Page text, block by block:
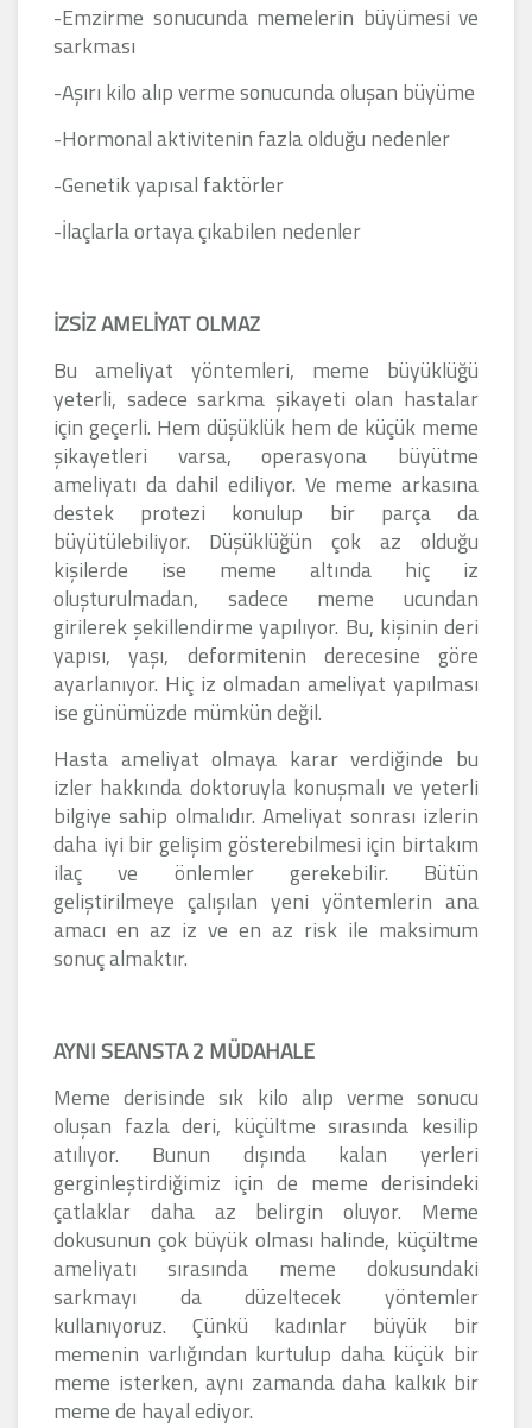
-Emzirme sonucunda memelerin büyümesi ve
sarkması
-Aşırı kilo alıp verme sonucunda oluşan büyüme
-Hormonal aktivitenin fazla olduğu nedenler
-Genetik yapısal faktörler
-İlaçlarla ortaya çıkabilen nedenler
İZSİZ AMELİYAT OLMAZ
Bu ameliyat yöntemleri, meme büyüklüğü
yeterli, sadece sarkma şikayeti olan hastalar
için geçerli. Hem düşüklük hem de küçük meme
şikayetleri varsa, operasyona büyütme
ameliyatı da dahil ediliyor. Ve meme arkasına
destek protezi konulup bir parça da
büyütülebiliyor. Düşüklüğün çok az olduğu
kişilerde ise meme altında hiç iz
oluşturulmadan, sadece meme ucundan
girilerek şekillendirme yapılıyor. Bu, kişinin deri
yapısı, yaşı, deformitenin derecesine göre
ayarlanıyor. Hiç iz olmadan ameliyat yapılması
ise günümüzde mümkün değil.
Hasta ameliyat olmaya karar verdiğinde bu
izler hakkında doktoruyla konuşmalı ve yeterli
bilgiye sahip olmalıdır. Ameliyat sonrası izlerin
daha iyi bir gelişim gösterebilmesi için birtakım
ilaç ve önlemler gerekebilir. Bütün
geliştirilmeye çalışılan yeni yöntemlerin ana
amacı en az iz ve en az risk ile maksimum
sonuç almaktır.
AYNI SEANSTA 2 MÜDAHALE
Meme derisinde sık kilo alıp verme sonucu
oluşan fazla deri, küçültme sırasında kesilip
atılıyor. Bunun dışında kalan yerleri
gerginleştirdiğimiz için de meme derisindeki
çatlaklar daha az belirgin oluyor. Meme
dokusunun çok büyük olması halinde, küçültme
ameliyatı sırasında meme dokusundaki
sarkmayı da düzeltecek yöntemler
kullanıyoruz. Çünkü kadınlar büyük bir
memenin varlığından kurtulup daha küçük bir
meme isterken, aynı zamanda daha kalkık bir
meme de hayal ediyor.